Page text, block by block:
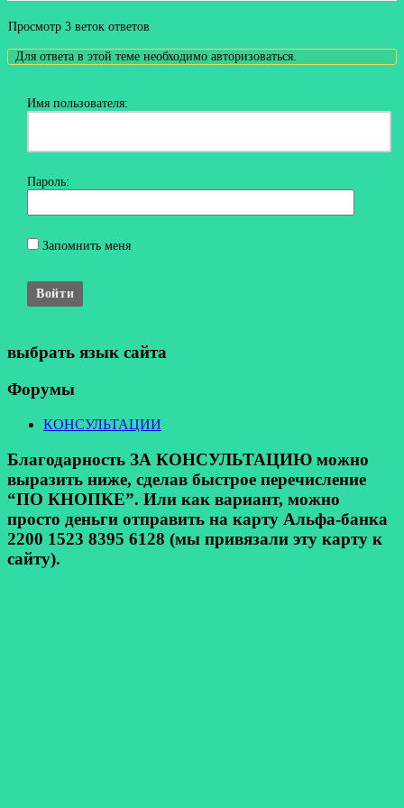
Просмотр 3 веток ответов
Для ответа в этой теме необходимо авторизоваться.
Имя пользователя:
Пароль:
Запомнить меня
Войти
выбрать язык сайта
Форумы
КОНСУЛЬТАЦИИ
Благодарность ЗА КОНСУЛЬТАЦИЮ можно
выразить ниже, сделав быстрое перечисление
“ПО КНОПКЕ”. Или как вариант, можно
просто деньги отправить на карту Альфа-банка
2200 1523 8395 6128 (мы привязали эту карту к
сайту).